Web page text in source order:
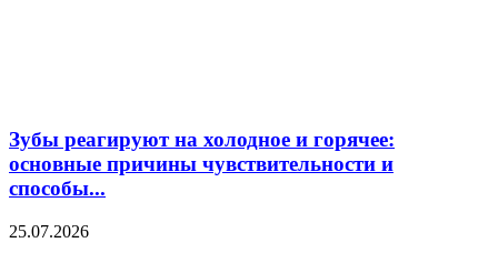
Зубы реагируют на холодное и горячее:
основные причины чувствительности и
способы...
25.07.2026